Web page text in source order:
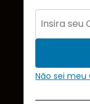
Não sei meu